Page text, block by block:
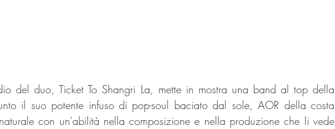
del duo, Ticket To Shangri La, mette in mostra una band al top della
il suo potente infuso di pop-soul baciato dal sole, AOR della costa
con un'abilità nella composizione e nella produzione che li vede